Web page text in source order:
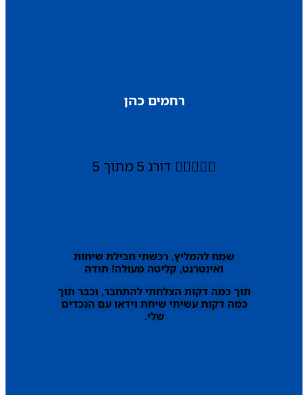
רחמים כהן
 דורג 5 מתוך 5
שמח להמליץ, רכשתי חבילת שיחות
ואינטרנט, קליטה מעולה! תודה
תוך כמה דקות הצלחתי להתחבר, וכבר תוך
כמה דקות עשיתי שיחת וידאו עם הנכדים
שלי.